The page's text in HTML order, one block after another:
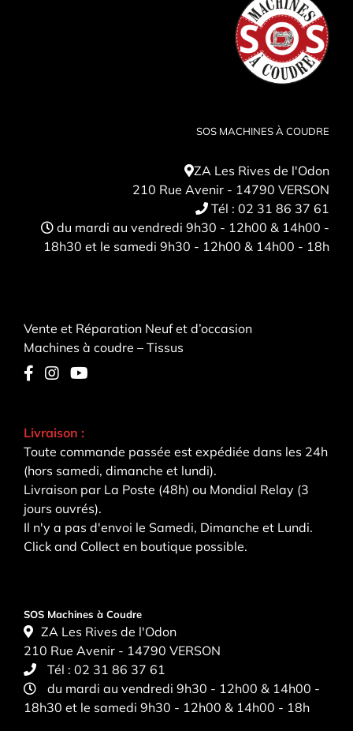
SOS MACHINES À COUDRE
ZA Les Rives de l'Odon
210 Rue Avenir - 14790 VERSON
Tél : 02 31 86 37 61
du mardi au vendredi 9h30 - 12h00 & 14h00 -
18h30 et le samedi 9h30 - 12h00 & 14h00 - 18h
Vente et Réparation Neuf et d’occasion
Machines à coudre – Tissus
Livraison :
Toute commande passée est expédiée dans les 24h
(hors samedi, dimanche et lundi).
Livraison par La Poste (48h) ou Mondial Relay (3
jours ouvrés).
Il n'y a pas d'envoi le Samedi, Dimanche et Lundi.
Click and Collect en boutique possible.
SOS Machines à Coudre
ZA Les Rives de l'Odon
210 Rue Avenir - 14790 VERSON
Tél : 02 31 86 37 61
du mardi au vendredi 9h30 - 12h00 & 14h00 -
18h30 et le samedi 9h30 - 12h00 & 14h00 - 18h